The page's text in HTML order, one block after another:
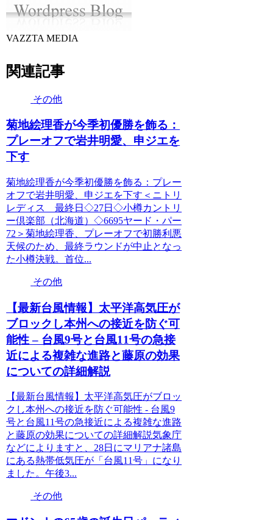
VAZZTA MEDIA
関連記事
その他
菊地絵理香が今季初優勝を飾る：
プレーオフで岩井明愛、申ジエを
下す
菊地絵理香が今季初優勝を飾る：プレー
オフで岩井明愛、申ジエを下す＜ニトリ
レディス 最終日◇27日◇小樽カントリ
ー倶楽部（北海道）◇6695ヤード・パー
72＞菊地絵理香、プレーオフで初勝利悪
天候のため、最終ラウンドが中止となっ
た小樽決戦。首位...
その他
【最新台風情報】太平洋高気圧が
ブロックし本州への接近を防ぐ可
能性 – 台風9号と台風11号の急接
近による複雑な進路と藤原の効果
についての詳細解説
【最新台風情報】太平洋高気圧がブロッ
クし本州への接近を防ぐ可能性 - 台風9
号と台風11号の急接近による複雑な進路
と藤原の効果についての詳細解説気象庁
などによりますと、28日にマリアナ諸島
にある熱帯低気圧が「台風11号」になり
ました。午後3...
その他